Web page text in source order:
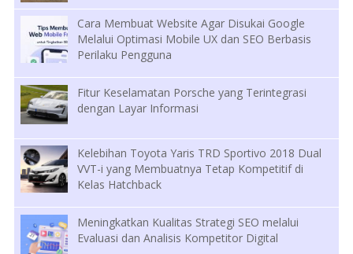
Cara Membuat Website Agar Disukai Google
Melalui Optimasi Mobile UX dan SEO Berbasis
Perilaku Pengguna
Fitur Keselamatan Porsche yang Terintegrasi
dengan Layar Informasi
Kelebihan Toyota Yaris TRD Sportivo 2018 Dual
VVT-i yang Membuatnya Tetap Kompetitif di
Kelas Hatchback
Meningkatkan Kualitas Strategi SEO melalui
Evaluasi dan Analisis Kompetitor Digital